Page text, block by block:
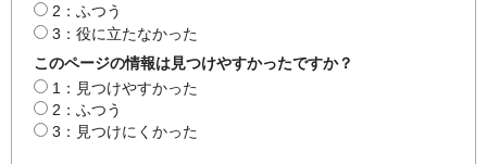
2：ふつう
3：役に立たなかった
このページの情報は見つけやすかったですか？
1：見つけやすかった
2：ふつう
3：見つけにくかった